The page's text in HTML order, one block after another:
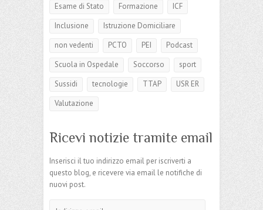
Esame di Stato
Formazione
ICF
Inclusione
Istruzione Domiciliare
non vedenti
PCTO PEI
Podcast
Scuola in Ospedale
Soccorso
sport
Sussidi
tecnologie TTAP
USR ER
Valutazione
Ricevi notizie tramite email
Inserisci il tuo indirizzo email per iscriverti a
questo blog, e ricevere via email le notifiche di
nuovi post.